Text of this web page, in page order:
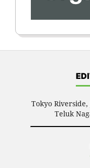
Tokyo
Teluk